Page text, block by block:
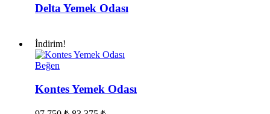
Odası
Delta Yemek Odası
İndirim!
Kontes
Odası
Beğen
Kontes Yemek Odası
Orijinal
Şu